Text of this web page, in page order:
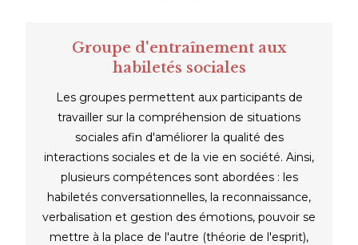
Groupe d'entraînement aux
habiletés sociales
Les groupes permettent aux participants de
travailler sur la compréhension de situations
sociales afin d'améliorer la qualité des
interactions sociales et de la vie en société. Ainsi,
plusieurs compétences sont abordées : les
habiletés conversationnelles, la reconnaissance,
verbalisation et gestion des émotions, pouvoir se
mettre à la place de l'autre (théorie de l'esprit),